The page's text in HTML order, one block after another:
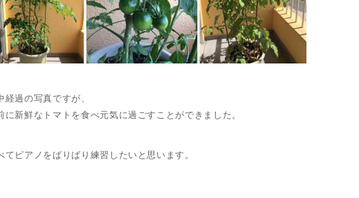
過の写真ですが、
新鮮なトマトを食べ元気に過ごすことができました。
ピアノをばりばり練習したいと思います。